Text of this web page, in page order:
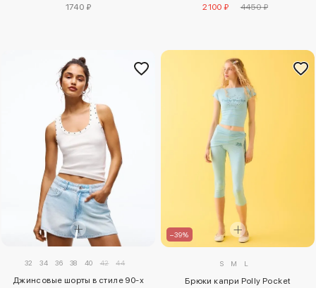
1740 ₽
2100 ₽
4450 ₽
32 34 36 38 40 42 44
Джинсовые шорты в стиле 90-х
–39%
S M L
Брюки капри Polly Pocket